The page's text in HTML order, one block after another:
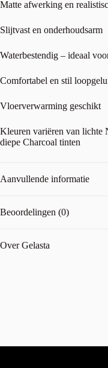
Matte afwerking en
Slijtvast en onderhoudsarm
Waterbestendig – ideaal
Comfortabel en stil
Vloerverwarming geschikt
Kleuren variëren van lichte
diepe Charcoal tinten
Aanvullende informatie
Beoordelingen (0)
Over Gelasta